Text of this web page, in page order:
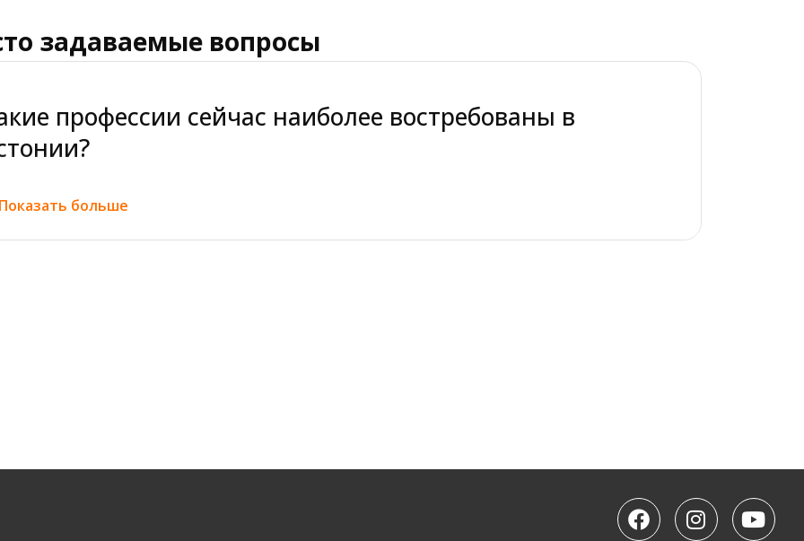
задаваемые вопросы
профессии сейчас наиболее востребованы в
в Эстонии особенно востребованы специалисты в сфере современных цифровых технологий,
с педагогикой, работой с детьми и образовательной средой.
ли освоить новую профессию без предыдущего
больше